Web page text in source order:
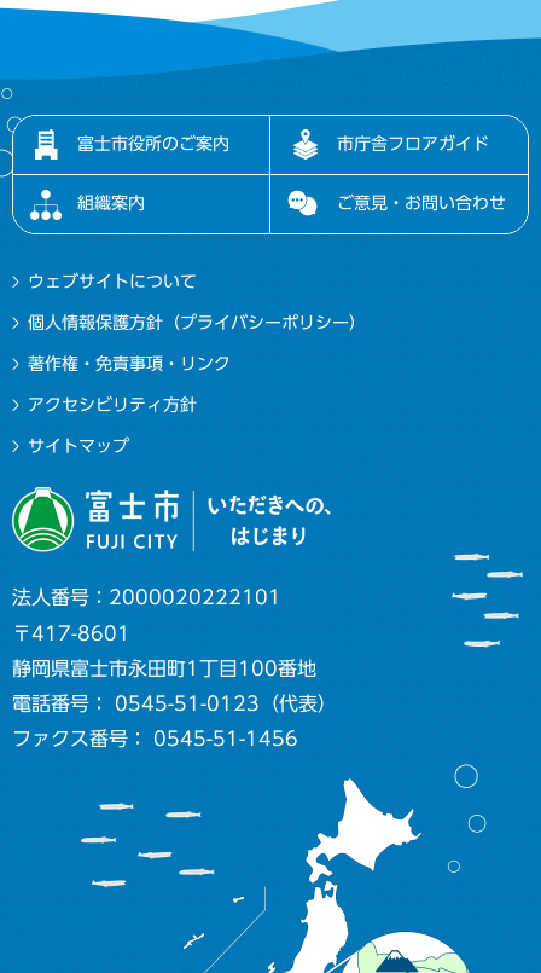
富士市役所のご案内 市庁舎フロアガイド
組織案内 ご意見・お問い合わせ
ウェブサイトについて
個人情報保護方針（プライバシーポリシー）
著作権・免責事項・リンク
アクセシビリティ方針
サイトマップ
法人番号：2000020222101
〒417-8601
静岡県富士市永田町1丁目100番地
電話番号： 0545-51-0123（代表）
ファクス番号： 0545-51-1456